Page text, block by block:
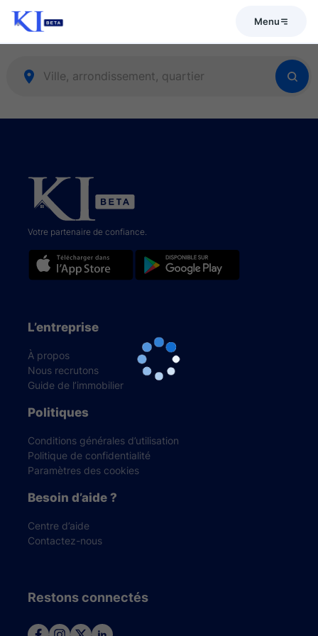
Menu
Votre partenaire de confiance.
L’entreprise
À propos
Nous recrutons
Guide de l’immobilier
Politiques
Conditions générales d’utilisation
Politique de confidentialité
Paramètres des cookies
Besoin d’aide ?
Centre d’aide
Contactez-nous
Restons connectés